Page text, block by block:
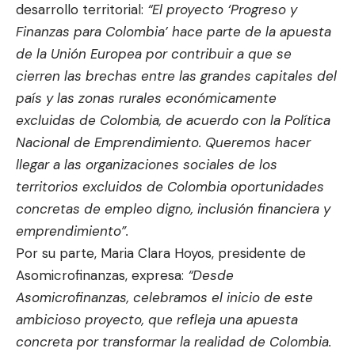
desarrollo territorial: “El proyecto ‘Progreso y
Finanzas para Colombia’ hace parte de la apuesta
de la Unión Europea por contribuir a que se
cierren las brechas entre las grandes capitales del
país y las zonas rurales económicamente
excluidas de Colombia, de acuerdo con la Política
Nacional de Emprendimiento. Queremos hacer
llegar a las organizaciones sociales de los
territorios excluidos de Colombia oportunidades
concretas de empleo digno, inclusión financiera y
emprendimiento”.
Por su parte, Maria Clara Hoyos, presidente de
Asomicrofinanzas, expresa: “Desde
Asomicrofinanzas, celebramos el inicio de este
ambicioso proyecto, que refleja una apuesta
concreta por transformar la realidad de Colombia.